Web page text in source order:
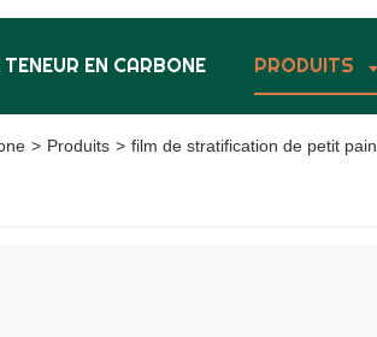
EN CARBONE PRODUITS
> Produits > film de stratification de petit pain